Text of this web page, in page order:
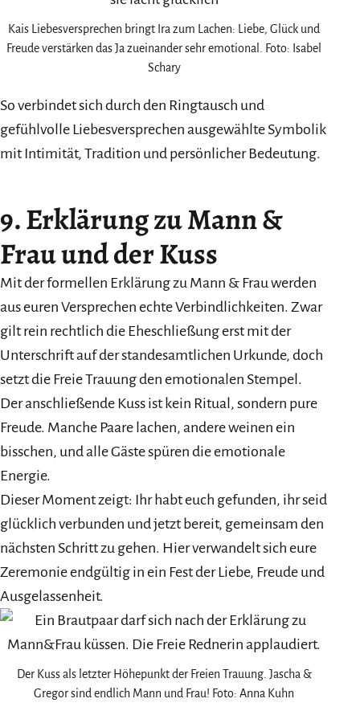
Kais Liebesversprechen bringt Ira zum Lachen: Liebe, Glück und
Freude verstärken das Ja zueinander sehr emotional. Foto: Isabel
Schary
So verbindet sich durch den Ringtausch und
gefühlvolle Liebesversprechen ausgewählte Symbolik
mit Intimität, Tradition und persönlicher Bedeutung.
9. Erklärung zu Mann &
Frau und der Kuss
Mit der formellen Erklärung zu Mann & Frau werden
aus euren Versprechen echte Verbindlichkeiten. Zwar
gilt rein rechtlich die Eheschließung erst mit der
Unterschrift auf der standesamtlichen Urkunde, doch
setzt die Freie Trauung den emotionalen Stempel.
Der anschließende Kuss ist kein Ritual, sondern pure
Freude. Manche Paare lachen, andere weinen ein
bisschen, und alle Gäste spüren die emotionale
Energie.
Dieser Moment zeigt: Ihr habt euch gefunden, ihr seid
glücklich verbunden und jetzt bereit, gemeinsam den
nächsten Schritt zu gehen. Hier verwandelt sich eure
Zeremonie endgültig in ein Fest der Liebe, Freude und
Ausgelassenheit.
Der Kuss als letzter Höhepunkt der Freien Trauung. Jascha &
Gregor sind endlich Mann und Frau! Foto: Anna Kuhn